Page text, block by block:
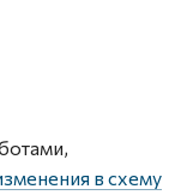
в схему